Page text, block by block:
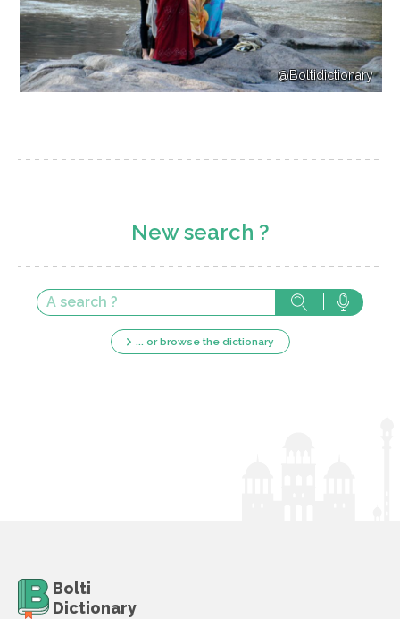
@Boltidictionary
New search ?
... or browse the dictionary
Bolti
Dictionary